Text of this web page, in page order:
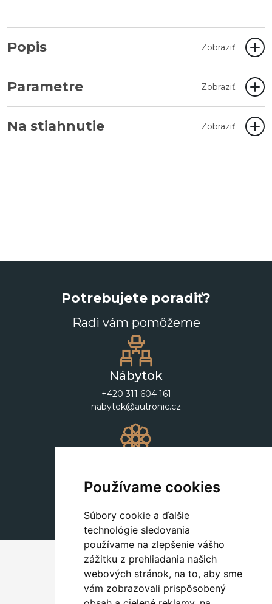
Používame cookies
Súbory cookie a ďalšie
technológie sledovania
používame na zlepšenie vášho
zážitku z prehliadania našich
webových stránok, na to, aby sme
vám zobrazovali prispôsobený
Popis Zobraziť
Parametre Zobraziť
Na stiahnutie Zobraziť
Potrebujete poradiť?
Radi vám pomôžeme
Nábytok
+420 311 604 161
nabytek@autronic.cz
+420 311 604 182
dekorace@autronic.cz